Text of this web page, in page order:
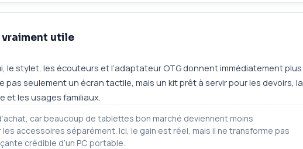
vraiment utile
le stylet, les écouteurs et l’adaptateur OTG donnent immédiatement plus
pas seulement un écran tactile, mais un kit prêt à servir pour les devoirs, la
et les usages familiaux.
car beaucoup de tablettes bon marché deviennent moins
accessoires séparément. Ici, le gain est réel, mais il ne transforme pas
crédible d’un PC portable.